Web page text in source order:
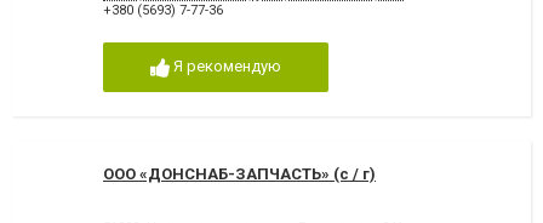
+380 (5693) 7-77-36
Я рекомендую
ООО «ДОНСНАБ-ЗАПЧАСТЬ» (с / г)